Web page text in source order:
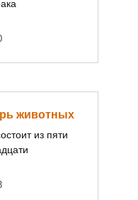
животных
из пяти